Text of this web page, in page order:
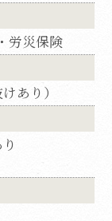
労災保険
あり）